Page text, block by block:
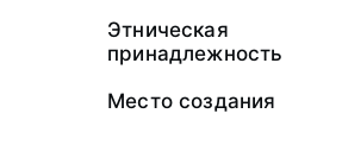
Этническая
принадлежность
Место создания